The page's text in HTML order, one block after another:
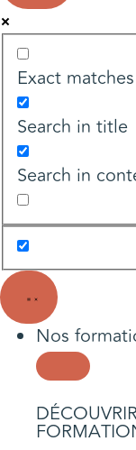
Exact
Search in title
Search in
Nos